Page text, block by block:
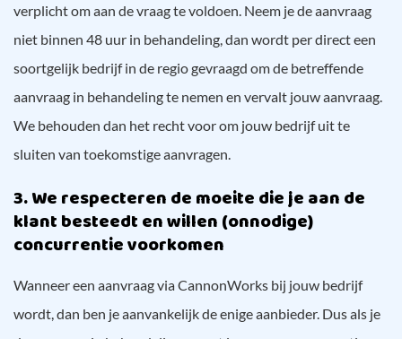
verplicht om aan de vraag te voldoen. Neem je de aanvraag
niet binnen 48 uur in behandeling, dan wordt per direct een
soortgelijk bedrijf in de regio gevraagd om de betreffende
aanvraag in behandeling te nemen en vervalt jouw aanvraag.
We behouden dan het recht voor om jouw bedrijf uit te
sluiten van toekomstige aanvragen.
3. We respecteren de moeite die je aan de
klant besteedt en willen (onnodige)
concurrentie voorkomen
Wanneer een aanvraag via CannonWorks bij jouw bedrijf
wordt, dan ben je aanvankelijk de enige aanbieder. Dus als je